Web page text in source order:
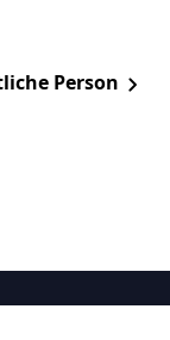
Person